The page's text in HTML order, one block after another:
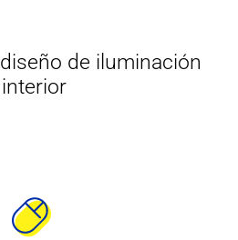
de iluminación
interior